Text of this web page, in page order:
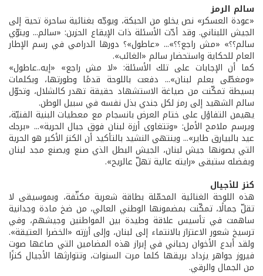
سالم الرمز
«عودة العسكر» نص يخلو من الحبكة، ويوجّه بغنائية ساحرة تحية إلى
الجيش اللبناني. وقد أدّت الأسئلة ذات الإيقاع الحزين: «سالم... وينوّي
سالم؟؟» «مش راجع؟؟»... «عاطول»؟ دورها الدرامي في رسم الإطار
العام للحكاية واستحضار سالم «الغائب».
كما أن الإجابات على تلك الأسئلة: «لا مش راجع» «إيه..عاطول»
«ومغطّى بعلم لبنان»... دفعت باللوحة قدمًا وطورتها، وبكلمات
بسيطة تمكّنت من صياغة الاستشهاد حقيقة تهدر كالشلال، وتحوّل
سالم الشهيد إلى رمز لكل جندي بذل نفسه في سبيل الوطن.
يهيمن التفاؤل على ختام العرض بانسجام مع معطيات البنية الفنيّة،
ويرسم ملامح الأمل: «وتتغاوى أرزة لبنان فوق جبال الحرية»... «برجك
عيد بالبيارق طاير»... وينتهي النشيد بالتأكيد أن الكنز الأكبر هو الحرية
التي يصونها جيش لبنان، الجيش البطل الذي صنع ويصنع مجد لبنان
وبفضله ستبقى «رايته عالية تهلّ عالريح».
كنز للأجيال
هذه اللوحة الغنائية المحمّلة بطاقة شعرية مكثّفة، وبموسيقى لا
تقلّ جمالًا، تمكّنت بمضمونها الوطني العالي، من ضخ مادة وجدانية
ساهمت في تأسيس علاقة وطيدة بين المواطنين وجيشهم، وفي
ترسيخ شعور الاعتزاز بالانتماء إلى لبنان، وإلى أرزته «الخضرا العتيقة».
ولقد أبدع الأخوان رحباني في إبراز هذه المضامين التي صاغها صوت
فيروز جواهر يزداد بريقها كلما مرت السنوات، وتتوارثها الأجيال كنزًا
من الجمال والرقي.